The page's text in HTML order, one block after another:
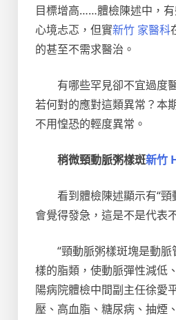
目標增高……體檢陳述中，
心境忐忑，但實新竹 家醫科
的甚至不需求醫治。
有哪些罕見卻不宜過度
若何對的應對這類異常？本
不用惶恐的輕度異常。
稍微頸動脈粥樣斑新竹
看到體檢陳述顯示有“頸
會覺得發急，這是不是代表
“頸動脈粥樣斑塊是動
樣的脂類，使動脈彈性減低
陽病院體檢中間副主任徐愛
壓、高血脂、糖尿病、抽煙